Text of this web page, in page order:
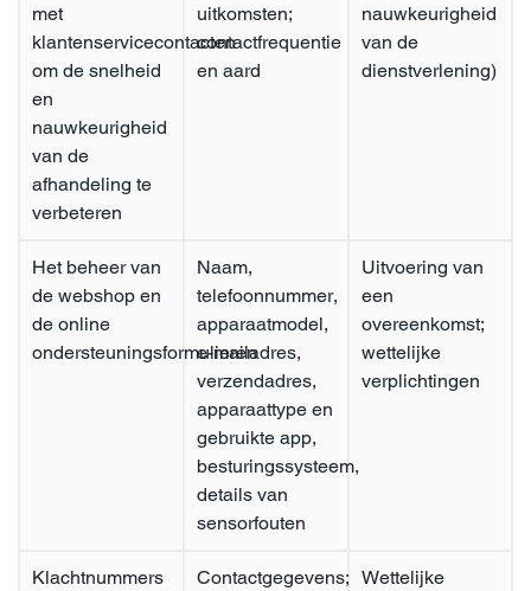
met
klantenservicecontacten
om de snelheid
en
nauwkeurigheid
van de
afhandeling te
verbeteren
uitkomsten;
contactfrequentie
en aard
nauwkeurigheid
van de
dienstverlening)
Het beheer van
de webshop en
de online
ondersteuningsformulieren
Naam,
telefoonnummer,
apparaatmodel,
e-mailadres,
verzendadres,
apparaattype en
gebruikte app,
besturingssysteem,
details van
sensorfouten
Uitvoering van
een
overeenkomst;
wettelijke
verplichtingen
Klachtnummers
Contactgegevens; Wettelijke